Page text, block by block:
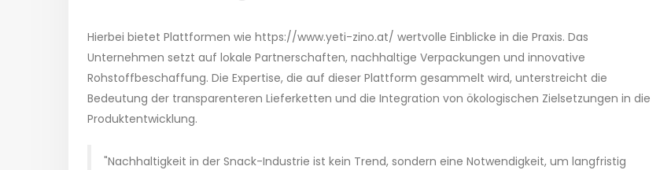
Hierbei bietet Plattformen wie https://www.yeti-zino.at/ wertvolle Einblicke in die Praxis. Das
Unternehmen setzt auf lokale Partnerschaften, nachhaltige Verpackungen und innovative
Rohstoffbeschaffung. Die Expertise, die auf dieser Plattform gesammelt wird, unterstreicht die
Bedeutung der transparenteren Lieferketten und die Integration von ökologischen Zielsetzungen in die
Produktentwicklung.
"Nachhaltigkeit in der Snack-Industrie ist kein Trend, sondern eine Notwendigkeit, um langfristig